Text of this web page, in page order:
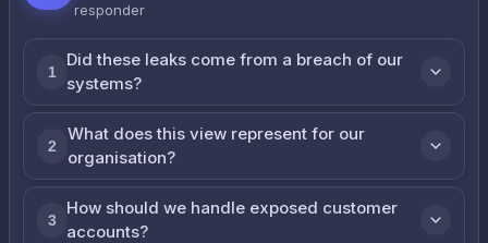
responder
1
Did these leaks come from a breach of our
systems?
2
What does this view represent for our
organisation?
3
How should we handle exposed customer
accounts?